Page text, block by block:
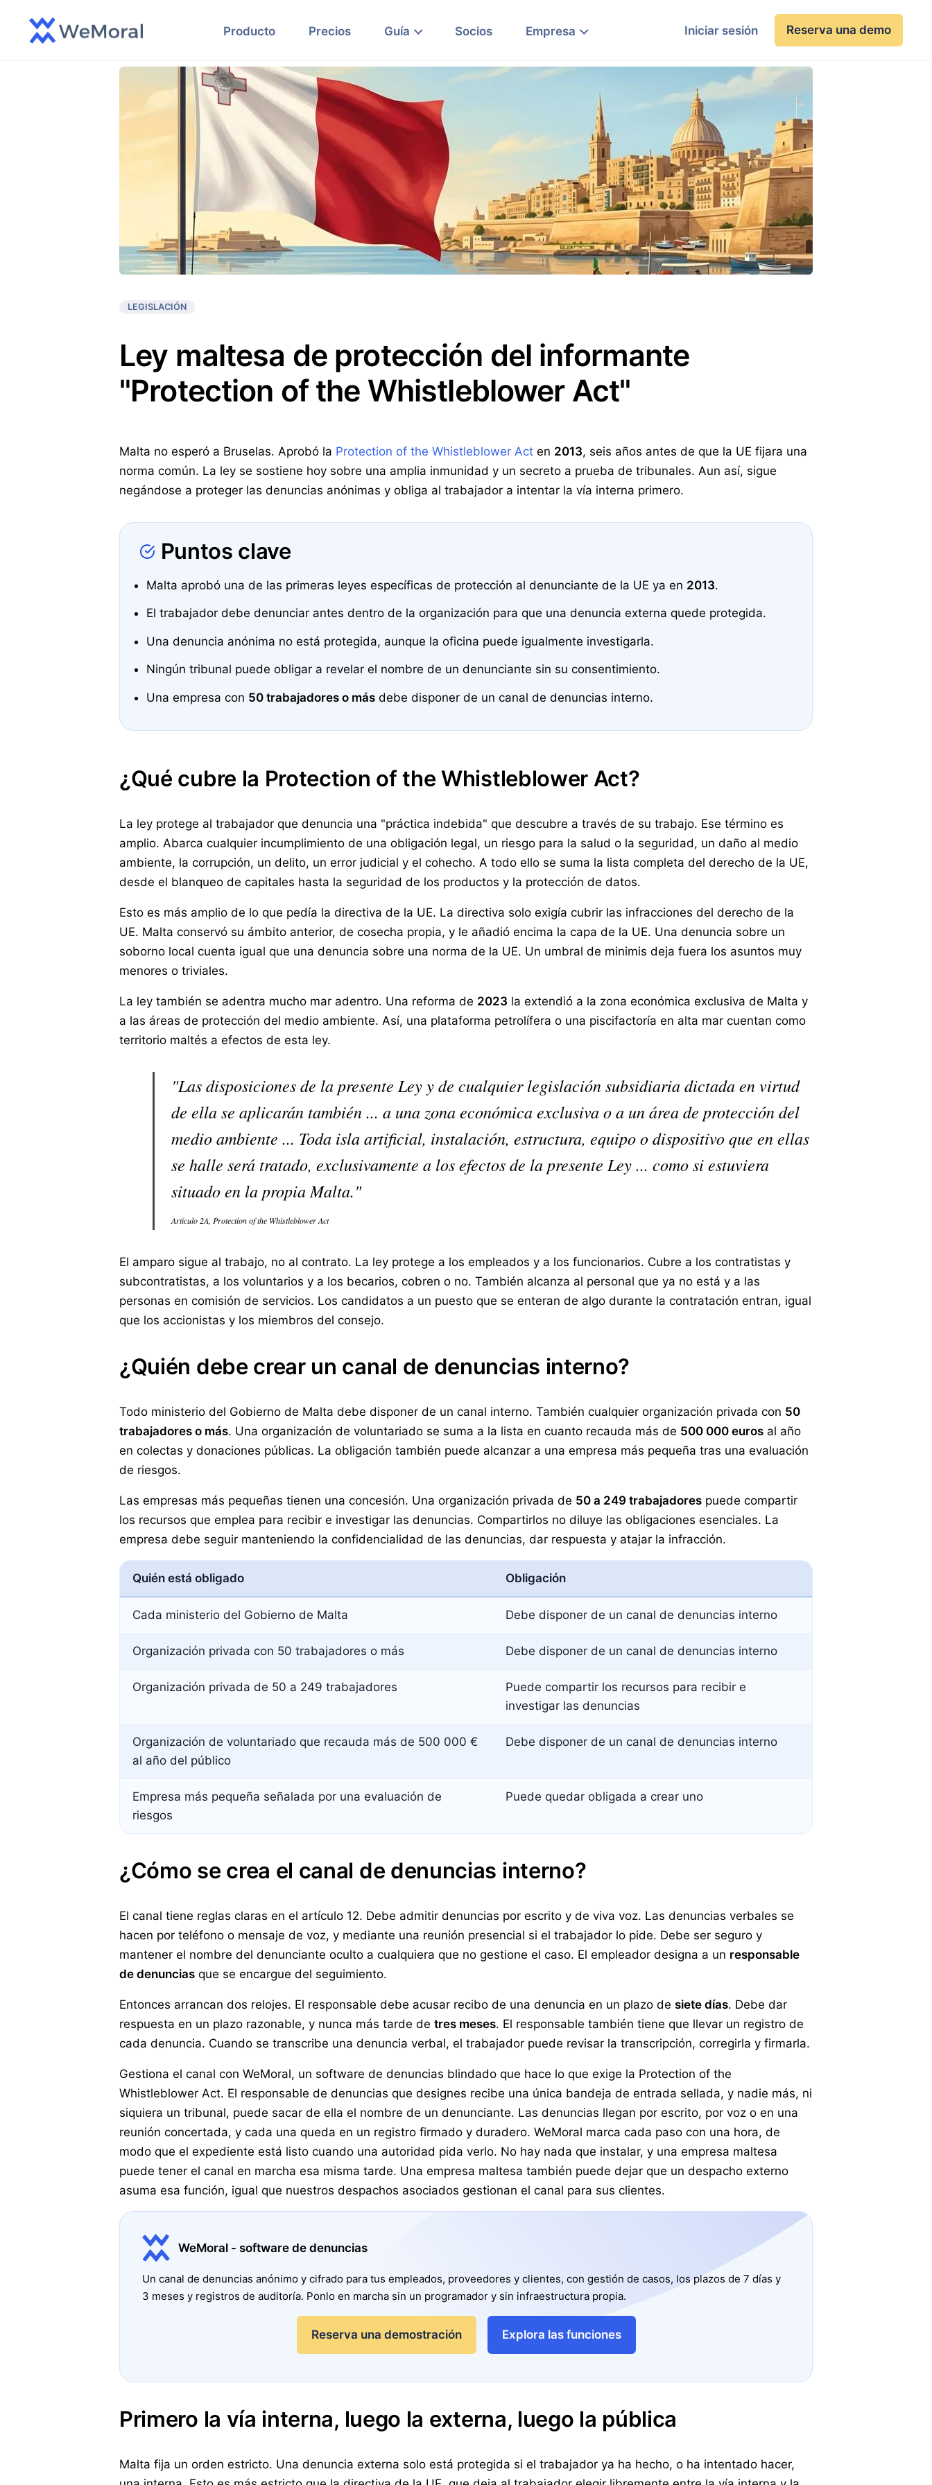
Producto Precios Guía Socios Empresa Iniciar sesión Reserva una demo
LEGISLACIÓN
Ley maltesa de protección del informante
"Protection of the Whistleblower Act"
Malta no esperó a Bruselas. Aprobó la Protection of the Whistleblower Act en 2013, seis años antes de que la UE fijara una
norma común. La ley se sostiene hoy sobre una amplia inmunidad y un secreto a prueba de tribunales. Aun así, sigue
negándose a proteger las denuncias anónimas y obliga al trabajador a intentar la vía interna primero.
Puntos clave
Malta aprobó una de las primeras leyes específicas de protección al denunciante de la UE ya en 2013.
El trabajador debe denunciar antes dentro de la organización para que una denuncia externa quede protegida.
Una denuncia anónima no está protegida, aunque la oficina puede igualmente investigarla.
Ningún tribunal puede obligar a revelar el nombre de un denunciante sin su consentimiento.
Una empresa con 50 trabajadores o más debe disponer de un canal de denuncias interno.
¿Qué cubre la Protection of the Whistleblower Act?
La ley protege al trabajador que denuncia una "práctica indebida" que descubre a través de su trabajo. Ese término es
amplio. Abarca cualquier incumplimiento de una obligación legal, un riesgo para la salud o la seguridad, un daño al medio
ambiente, la corrupción, un delito, un error judicial y el cohecho. A todo ello se suma la lista completa del derecho de la UE,
desde el blanqueo de capitales hasta la seguridad de los productos y la protección de datos.
Esto es más amplio de lo que pedía la directiva de la UE. La directiva solo exigía cubrir las infracciones del derecho de la
UE. Malta conservó su ámbito anterior, de cosecha propia, y le añadió encima la capa de la UE. Una denuncia sobre un
soborno local cuenta igual que una denuncia sobre una norma de la UE. Un umbral de minimis deja fuera los asuntos muy
menores o triviales.
La ley también se adentra mucho mar adentro. Una reforma de 2023 la extendió a la zona económica exclusiva de Malta y
a las áreas de protección del medio ambiente. Así, una plataforma petrolífera o una piscifactoría en alta mar cuentan como
territorio maltés a efectos de esta ley.
"Las disposiciones de la presente Ley y de cualquier legislación subsidiaria dictada en virtud
de ella se aplicarán también ... a una zona económica exclusiva o a un área de protección del
medio ambiente ... Toda isla artificial, instalación, estructura, equipo o dispositivo que en ellas
se halle será tratado, exclusivamente a los efectos de la presente Ley ... como si estuviera
situado en la propia Malta."
Artículo 2A, Protection of the Whistleblower Act
El amparo sigue al trabajo, no al contrato. La ley protege a los empleados y a los funcionarios. Cubre a los contratistas y
subcontratistas, a los voluntarios y a los becarios, cobren o no. También alcanza al personal que ya no está y a las
personas en comisión de servicios. Los candidatos a un puesto que se enteran de algo durante la contratación entran, igual
que los accionistas y los miembros del consejo.
¿Quién debe crear un canal de denuncias interno?
Todo ministerio del Gobierno de Malta debe disponer de un canal interno. También cualquier organización privada con 50
trabajadores o más. Una organización de voluntariado se suma a la lista en cuanto recauda más de 500 000 euros al año
en colectas y donaciones públicas. La obligación también puede alcanzar a una empresa más pequeña tras una evaluación
de riesgos.
Las empresas más pequeñas tienen una concesión. Una organización privada de 50 a 249 trabajadores puede compartir
los recursos que emplea para recibir e investigar las denuncias. Compartirlos no diluye las obligaciones esenciales. La
empresa debe seguir manteniendo la confidencialidad de las denuncias, dar respuesta y atajar la infracción.
Quién está obligado Obligación
Cada ministerio del Gobierno de Malta Debe disponer de un canal de denuncias interno
Organización privada con 50 trabajadores o más Debe disponer de un canal de denuncias interno
Organización privada de 50 a 249 trabajadores
Puede compartir los recursos para recibir e
investigar las denuncias
Organización de voluntariado que recauda más de 500 000 €
al año del público
Debe disponer de un canal de denuncias interno
Empresa más pequeña señalada por una evaluación de
riesgos
Puede quedar obligada a crear uno
¿Cómo se crea el canal de denuncias interno?
El canal tiene reglas claras en el artículo 12. Debe admitir denuncias por escrito y de viva voz. Las denuncias verbales se
hacen por teléfono o mensaje de voz, y mediante una reunión presencial si el trabajador lo pide. Debe ser seguro y
mantener el nombre del denunciante oculto a cualquiera que no gestione el caso. El empleador designa a un responsable
de denuncias que se encargue del seguimiento.
Entonces arrancan dos relojes. El responsable debe acusar recibo de una denuncia en un plazo de siete días. Debe dar
respuesta en un plazo razonable, y nunca más tarde de tres meses. El responsable también tiene que llevar un registro de
cada denuncia. Cuando se transcribe una denuncia verbal, el trabajador puede revisar la transcripción, corregirla y firmarla.
Gestiona el canal con WeMoral, un software de denuncias blindado que hace lo que exige la Protection of the
Whistleblower Act. El responsable de denuncias que designes recibe una única bandeja de entrada sellada, y nadie más, ni
siquiera un tribunal, puede sacar de ella el nombre de un denunciante. Las denuncias llegan por escrito, por voz o en una
reunión concertada, y cada una queda en un registro firmado y duradero. WeMoral marca cada paso con una hora, de
modo que el expediente está listo cuando una autoridad pida verlo. No hay nada que instalar, y una empresa maltesa
puede tener el canal en marcha esa misma tarde. Una empresa maltesa también puede dejar que un despacho externo
asuma esa función, igual que nuestros despachos asociados gestionan el canal para sus clientes.
WeMoral - software de denuncias
Un canal de denuncias anónimo y cifrado para tus empleados, proveedores y clientes, con gestión de casos, los plazos de 7 días y
3 meses y registros de auditoría. Ponlo en marcha sin un programador y sin infraestructura propia.
Reserva una demostración Explora las funciones
Primero la vía interna, luego la externa, luego la pública
Malta fija un orden estricto. Una denuncia externa solo está protegida si el trabajador ya ha hecho, o ha intentado hacer,